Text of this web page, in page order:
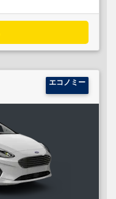
エコノミー